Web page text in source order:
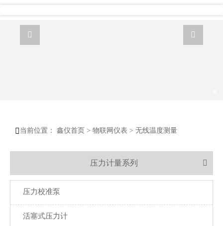
 
 当前位置： 鑫仪首页 > 物联网仪表 > 无线温度测量
压力计量系列 
压力校准泵
活塞式压力计